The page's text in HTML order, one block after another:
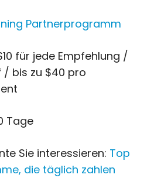
Partnerprogramm
für jede Empfehlung /
/ bis zu $40 pro
Tage
Sie interessieren: Top
die täglich zahlen